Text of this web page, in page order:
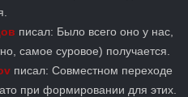
писал: Было всего оно у нас,
самое суровое) получается.
писал: Совместном переходе
при формировании для этих.